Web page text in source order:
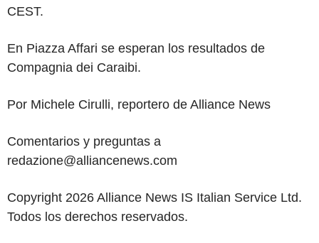
CEST.
En Piazza Affari se esperan los resultados de
Compagnia dei Caraibi.
Por Michele Cirulli, reportero de Alliance News
Comentarios y preguntas a
redazione@alliancenews.com
Copyright 2026 Alliance News IS Italian Service Ltd.
Todos los derechos reservados.